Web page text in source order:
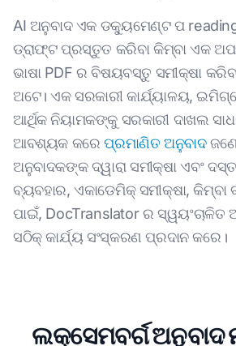
AI ଅନୁବାଦ ଏକ ଡକ୍ୟୁମେଣ୍ଟ ପ
ଡ୍ରାଫ୍ଟ ପ୍ରସ୍ତୁତ କରିବା କିମ୍ବା ଏକ
ଭାଷା PDF ର ବିଷୟବସ୍ତୁ ସମୀକ୍ଷା
ଅଟେ। ଏକ ସରକାରୀ କାର୍ଯ୍ୟାଳୟ,
ଆର୍ଥିକ ନିୟାମକଙ୍କୁ ସରକାରୀ ଦାଖଲ
ଆବଶ୍ୟକ କରେପ୍ରମାଣିତ ଅନୁବାଦ
ଅନୁବାଦକଙ୍କ ଦ୍ୱାରା ସମୀକ୍ଷା ଏବଂ
ବ୍ୟବହାର, ଏକାଡେମିକ୍ ସମୀକ୍ଷା,
ପାଇଁ, DocTranslator ର
ସଠିକ୍ କାର୍ଯ୍ୟ ସଂସ୍କରଣ ପ୍ରଦାନ କରେ।
ଲକ୍ସେମବର୍ଗ